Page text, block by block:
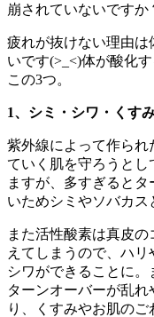
崩されていないですか
疲れが抜けない理由は
いです(>_<)体が酸化
この3つ。
1、シミ・シワ・くす
紫外線によって作られ
ていく肌を守ろうと
ますが、多すぎると
いためシミやソバカス
また活性酸素は真皮
えてしまうので、ハ
シワができることに
ターンオーバーが乱
り、くすみやお肌の